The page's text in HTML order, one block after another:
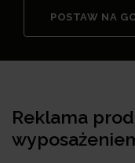
POSTAW NA
Reklama